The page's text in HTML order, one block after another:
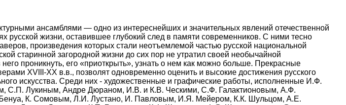
ансамблями — одно из интереснейших и значительных явлений отечественной
русской жизни, оставившее глубокий след в памяти современников. С ними тесно
произведения которых стали неотъемлемой частью русской национальной
старинной загородной жизни до сих пор не утратил своей необычайной
проникнуть, его «приоткрыть», узнать о нем как можно больше. Прекрасные
XVIII-XX в.в., позволят одновременно оценить и высокие достижения русского
искусства. Среди них - художественные и графические работы, исполненные И.Ф.
Лукиным, Андре Дюраном, И.В. и К.В. Ческими, С.Ф. Галактионовым, А.Ф.
К. Сомовым, Л.И. Лустано, И. Павловым, И.Я. Мейером, К.К. Шульцом, А.Е.